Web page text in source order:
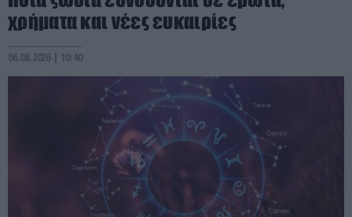
χρήματα και νέες ευκαιρίες
06.08.2026 | 10:40